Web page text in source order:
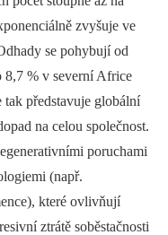
zvyšuje ve
se pohybují od
8,7 % v severní Africe
představuje globální
na celou společnost.
poruchami
(např.
které ovlivňují
ztrátě soběstačnosti